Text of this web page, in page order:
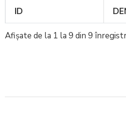
ID
Afișate de la 1 la 9 din 9